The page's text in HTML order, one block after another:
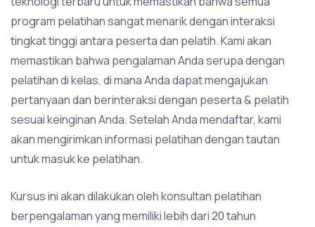
program pelatihan sangat menarik dengan interaksi
tingkat tinggi antara peserta dan pelatih. Kami akan
memastikan bahwa pengalaman Anda serupa dengan
pelatihan di kelas, di mana Anda dapat mengajukan
pertanyaan dan berinteraksi dengan peserta & pelatih
sesuai keinginan Anda. Setelah Anda mendaftar, kami
akan mengirimkan informasi pelatihan dengan tautan
untuk masuk ke pelatihan.
Kursus ini akan dilakukan oleh konsultan pelatihan
berpengalaman yang memiliki lebih dari 20 tahun